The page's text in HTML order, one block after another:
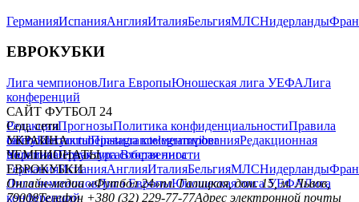
ГерманияИспанияАнглияИталияБельгияМЛСНидерланды
ЕВРОКУБКИ
Лига чемпионовЛига ЕвропыЮношеская лига УЕФАЛига
конференций
САЙТ ФУТБОЛ 24
РедакцияПрогнозыПолитика конфиденциальностиПравила
сайтуКонтактыПравила комментированияРедакционная
политикаСтруктура собственности
Соц. сети
facebookxyoutubeinstagramtelegramviber
УКРАИНА
УкраинаПервая лигаВторая лига
ЧЕМПИОНАТЫ
ГерманияИспанияАнглияИталияБельгияМЛСНидерланды
ЕВРОКУБКИ
Лига чемпионовЛига ЕвропыЮношеская лига УЕФАЛига
конференций
Онлайн-медиа «Футбол 24»пл. Галицкая, дом. 15, м. Львов,
79008Телефон +380 (32) 229-77-77Адрес электронной почты